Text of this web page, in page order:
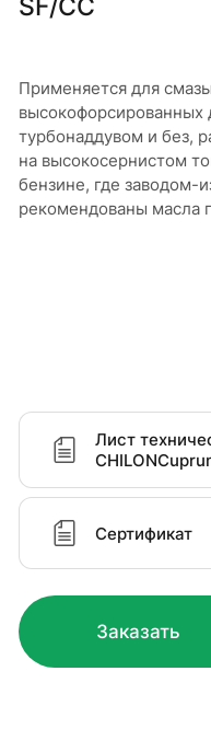
SF/CC
Применяется для
высокофорсированных
турбонаддувом и без,
на высокосернистом
бензине, где заводом-
рекомендованы масла
Лист
Сертификат
Заказать